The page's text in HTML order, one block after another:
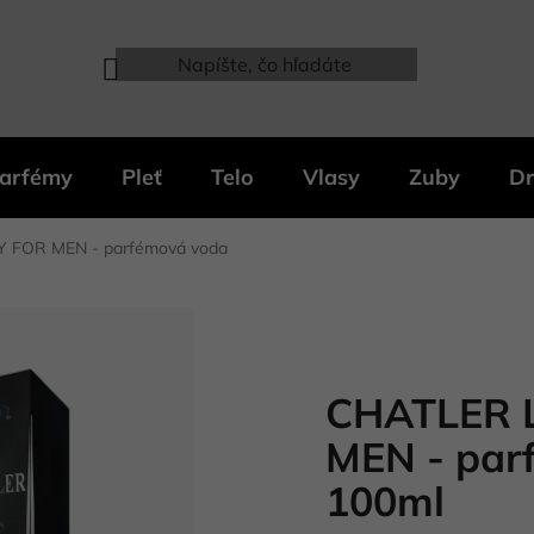
Pleť Telo Vlasy Zuby
FOR MEN - parfémová voda
CHATLER
MEN -
100ml